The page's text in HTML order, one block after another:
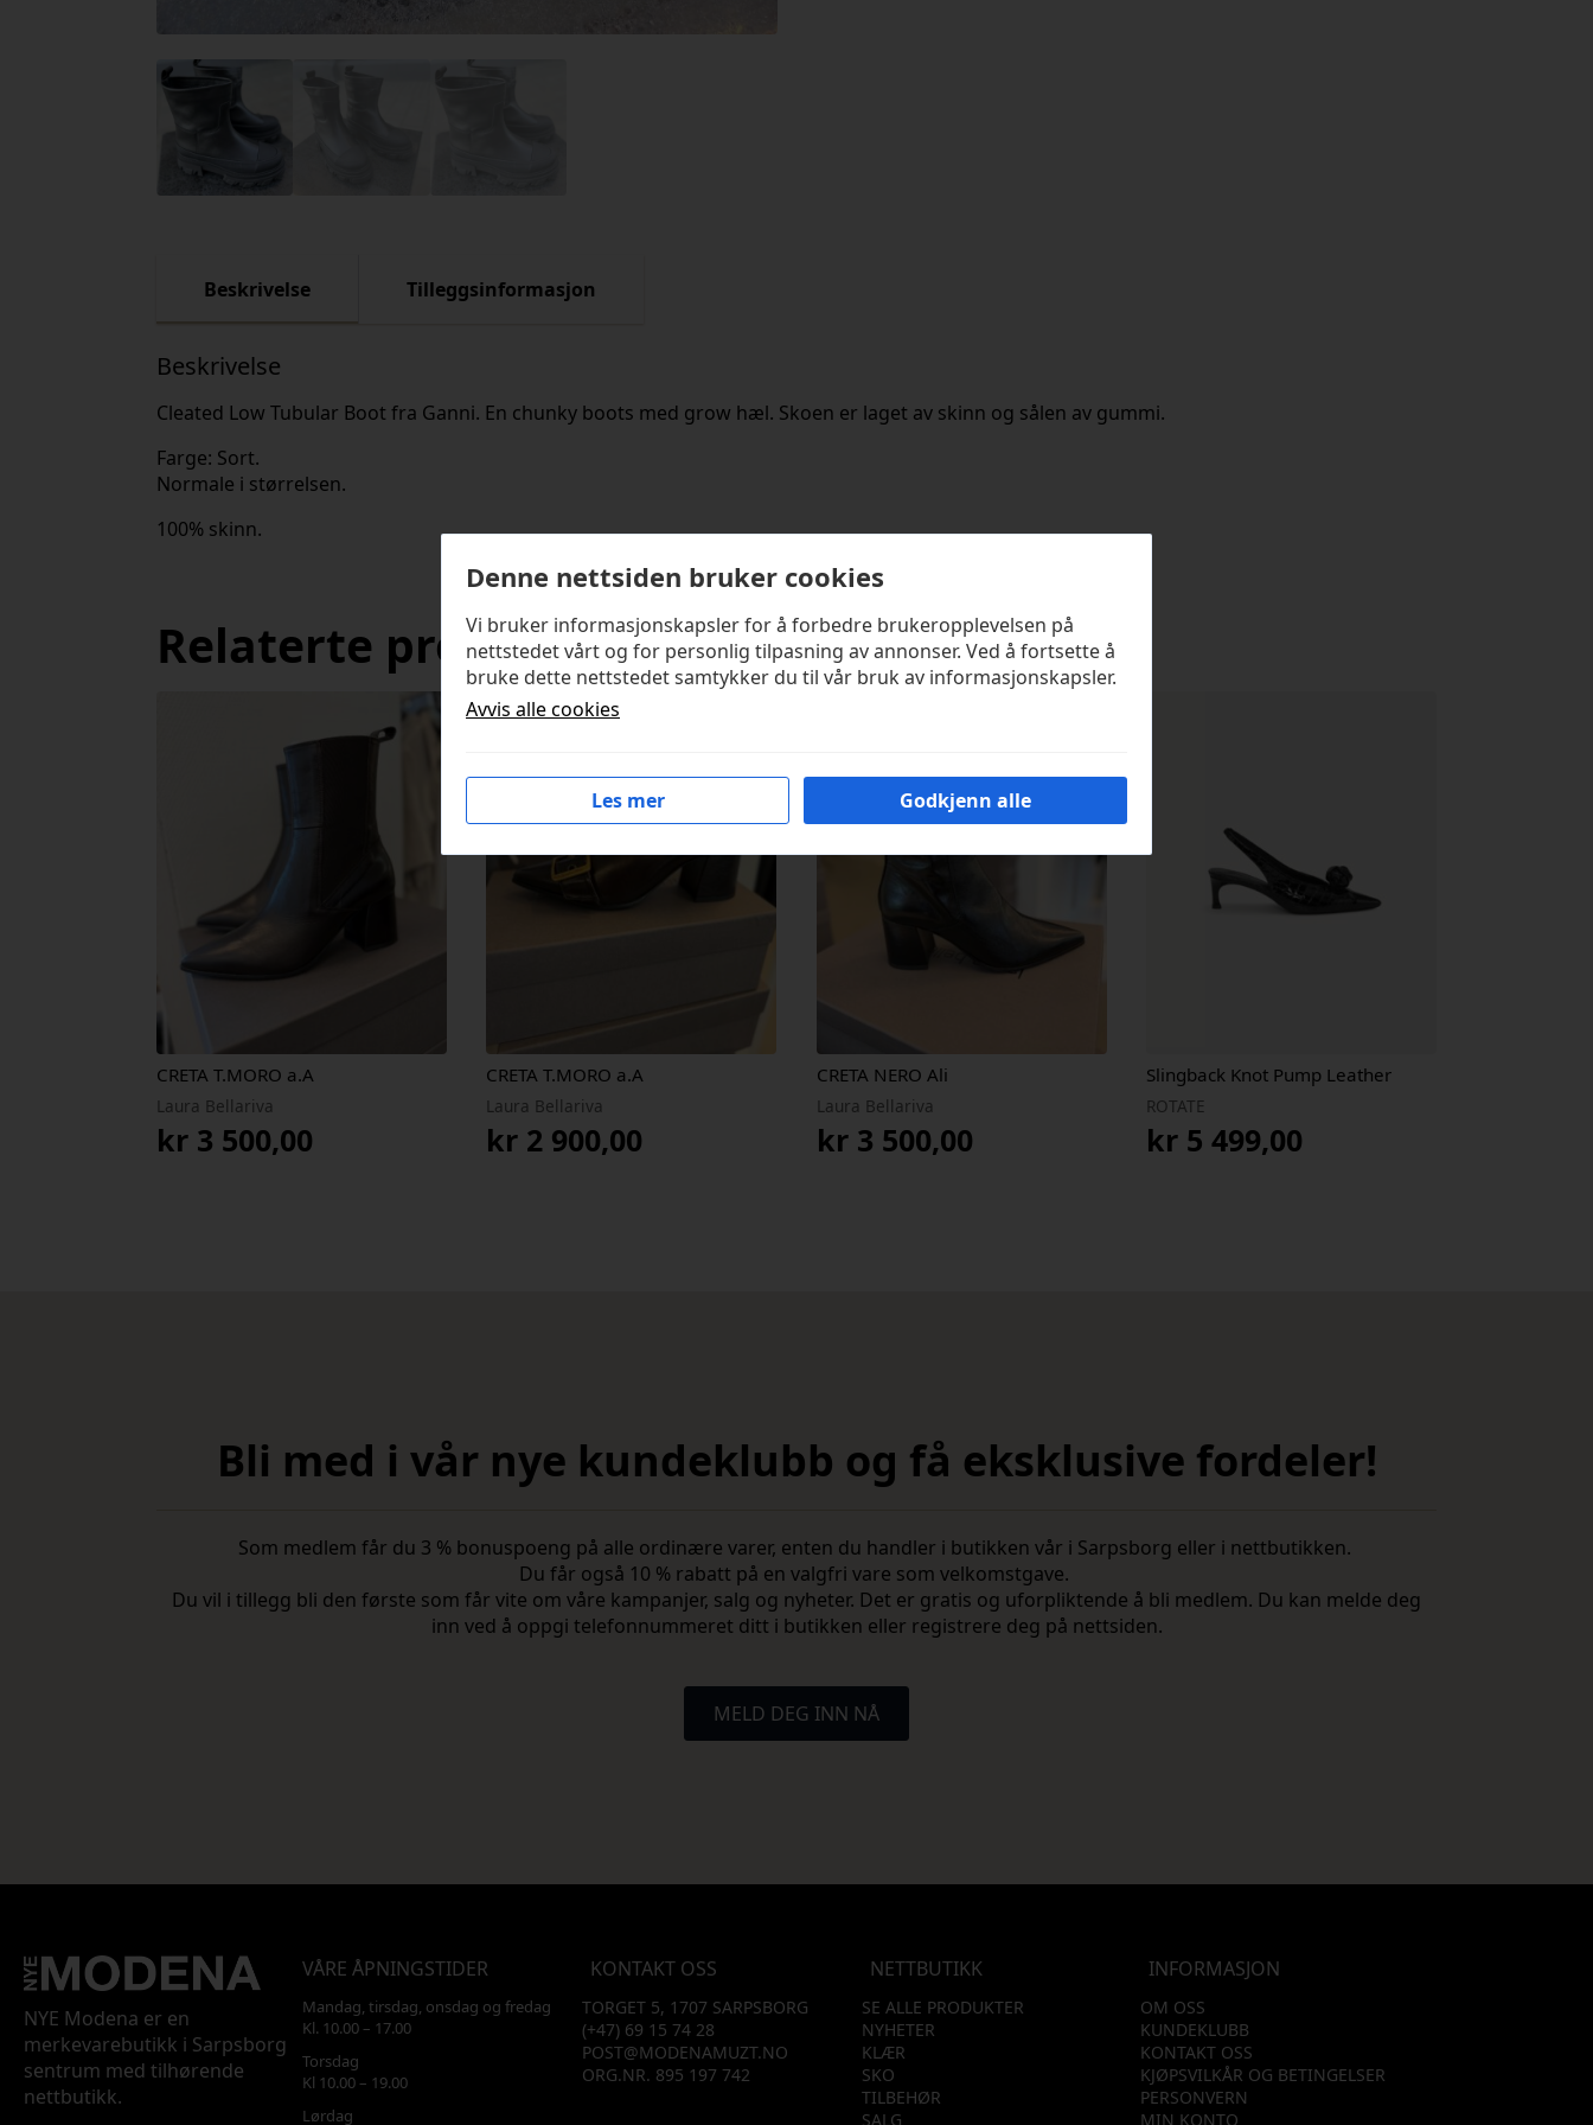
Beskrivelse Tilleggsinformasjon
Beskrivelse
Cleated Low Tubular Boot fra Ganni. En chunky boots med grow hæl. Skoen er laget av skinn og sålen av gummi.
Farge: Sort.
Normale i størrelsen.
100% skinn.
Relaterte produkter
CRETA T.MORO a.A
Laura Bellariva
kr 3 500,00
CRETA T.MORO a.A
Laura Bellariva
kr 2 900,00
CRETA NERO Ali
Laura Bellariva
kr3 500,00
Slingback Knot Pump Leather
ROTATE
kr 5 499,00
Bli med i vår nye kundeklubb og få eksklusive fordeler!
Som medlem får du 3 % bonuspoeng på alle ordinære varer, enten du handler i butikken vår i Sarpsborg eller i nettbutikken.
Du får også 10 % rabatt på en valgfri vare som velkomstgave.
Du vil i tillegg bli den første som får vite om våre kampanjer, salg og nyheter. Det er gratis og uforpliktende å bli medlem. Du kan melde deg
inn ved å oppgi telefonnummeret ditt i butikken eller registrere deg på nettsiden.
MELD DEG INN NÅ
NYE Modena er en
merkevarebutikk i Sarpsborg
sentrum med tilhørende
nettbutikk.
VÅRE ÅPNINGSTIDER
Mandag, tirsdag, onsdag og fredag
Kl. 10.00 – 17.00
Torsdag
Kl 10.00 – 19.00
Lørdag
KONTAKT OSS
TORGET 5, 1707 SARPSBORG
(+47) 69 15 74 28
POST@MODENAMUZT.NO
ORG.NR. 895 197 742
NETTBUTIKK
SE ALLE PRODUKTER
NYHETER
KLÆR
SKO
TILBEHØR
SALG
INFORMASJON
OM OSS
KUNDEKLUBB
KONTAKT OSS
KJØPSVILKÅR OG BETINGELSER
PERSONVERN
MIN KONTO
Denne nettsiden bruker cookies
Vi bruker informasjonskapsler for å forbedre brukeropplevelsen på
nettstedet vårt og for personlig tilpasning av annonser. Ved å fortsette å
bruke dette nettstedet samtykker du til vår bruk av informasjonskapsler.
Avvis alle cookies
Les mer Godkjenn alle